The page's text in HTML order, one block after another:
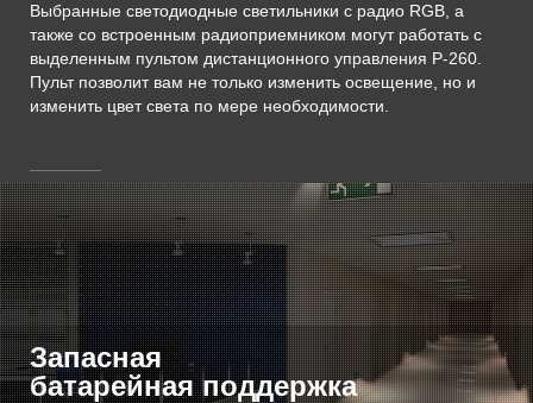
Выбранные светодиодные светильники с радио RGB, а
также со встроенным радиоприемником могут работать с
выделенным пультом дистанционного управления P-260.
Пульт позволит вам не только изменить освещение, но и
изменить цвет света по мере необходимости.
Запасная
батарейная поддержка